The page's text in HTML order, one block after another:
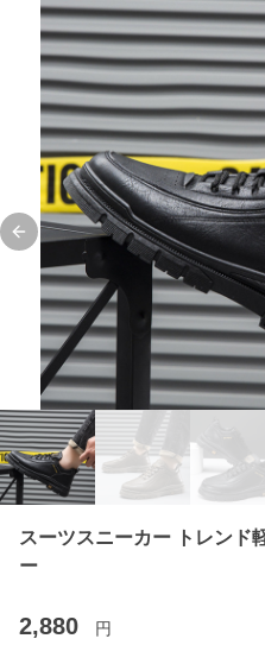
Previous slide
スーツスニーカー トレンド
ー
2,880 円